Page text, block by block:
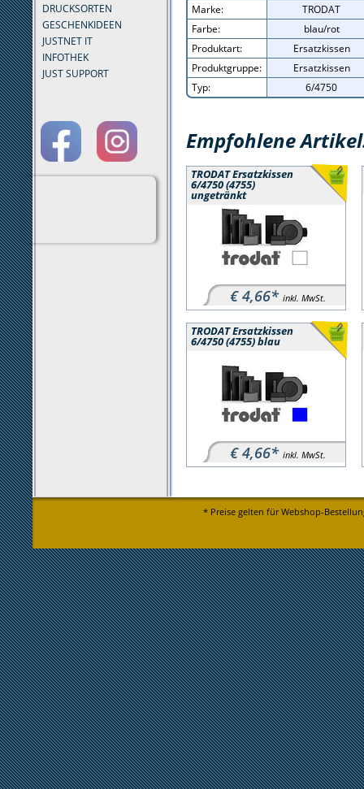
DRUCKSORTEN
GESCHENKIDEEN
JUSTNET IT
INFOTHEK
JUST SUPPORT
Marke:
TRODAT
Farbe:
blau/rot
Produktart:
Ersatzkissen
Produktgruppe:
Ersatzkissen
Typ:
6/4750
Empfohlene
TRODAT Ersatzkissen
6/4750 (4755)
ungetränkt
€ 4,66* inkl. MwSt.
TRODAT Ersatzkissen
6/4750 (4755) blau
€ 4,66* inkl. MwSt.
* Preise gelten für Webshop-